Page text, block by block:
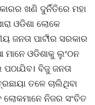
ଖଣି ଦୁର୍ନିତିରେ ମହା
ଓଡିଶା ଲୋକେ
ଜନତା ପାର୍ଟୀର ସରକାର
ଓଡିଶାକୁ ଲୁଂଠନ
ବିଜୁ ଜନତା
ତଳେ ଚାଲିଥିବା
ନିଜର ସଂଚିତ